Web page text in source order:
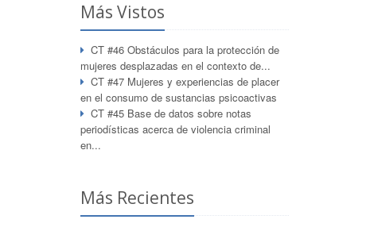
Más Vistos
CT #46 Obstáculos para la protección de
mujeres desplazadas en el contexto de...
CT #47 Mujeres y experiencias de placer
en el consumo de sustancias psicoactivas
CT #45 Base de datos sobre notas
periodísticas acerca de violencia criminal
en...
Más Recientes